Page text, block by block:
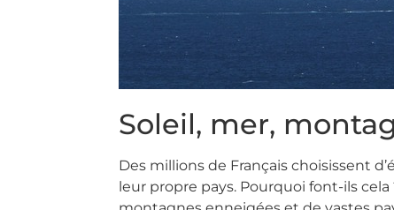
Soleil, mer,
Des millions de Français choisissent
leur propre pays. Pourquoi font-ils